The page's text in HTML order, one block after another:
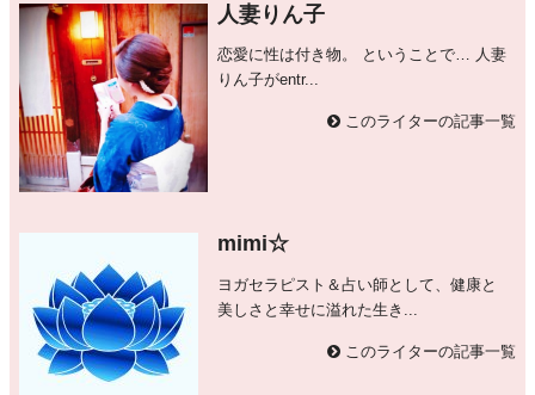
人妻りん子
恋愛に性は付き物。 ということで… 人妻
りん子がentr...
このライターの記事一覧
mimi☆
ヨガセラピスト＆占い師として、健康と
美しさと幸せに溢れた生き...
このライターの記事一覧